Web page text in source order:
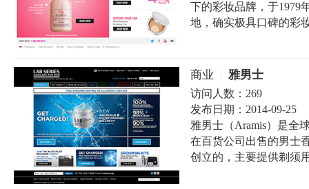
下的彩妆品牌，于1979
地，确实极具口碑的彩
商业 雅男士
访问人数： 269
发布日期： 2014-09-25
雅男士（Aramis）是全
在百货公司出售的男士
创立的，主要提供剃须